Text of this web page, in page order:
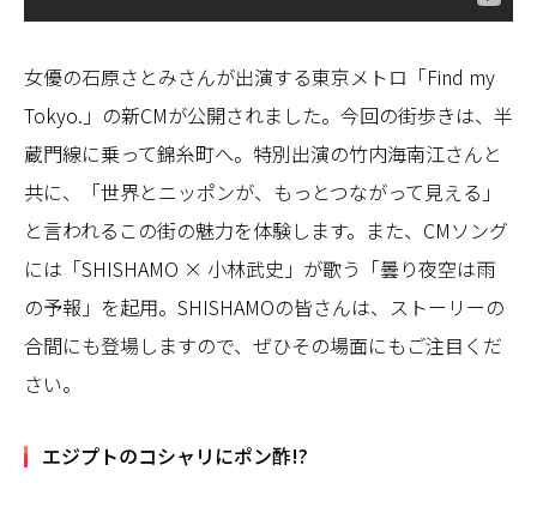
女優の石原さとみさんが出演する東京メトロ「Find my
Tokyo.」の新CMが公開されました。今回の街歩きは、半
蔵門線に乗って錦糸町へ。特別出演の竹内海南江さんと
共に、「世界とニッポンが、もっとつながって見える」
と言われるこの街の魅力を体験します。また、CMソング
には「SHISHAMO × 小林武史」が歌う「曇り夜空は雨
の予報」を起用。SHISHAMOの皆さんは、ストーリーの
合間にも登場しますので、ぜひその場面にもご注目くだ
さい。
エジプトのコシャリにポン酢!?